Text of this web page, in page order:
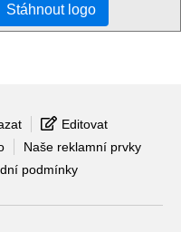
Stáhnout logo
Editovat
Naše reklamní prvky
podmínky